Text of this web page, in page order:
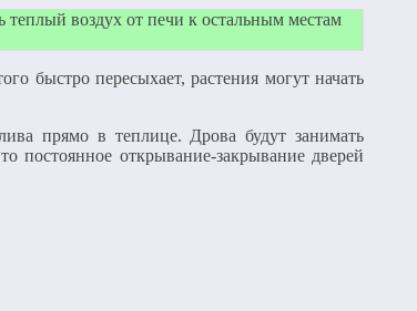
теплый воздух от печи к остальным местам
быстро пересыхает, растения могут начать
прямо в теплице. Дрова будут занимать
постоянное открывание-закрывание дверей